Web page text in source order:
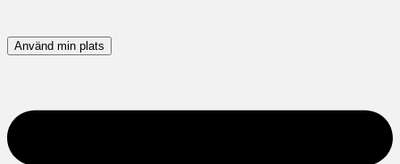
Använd min plats